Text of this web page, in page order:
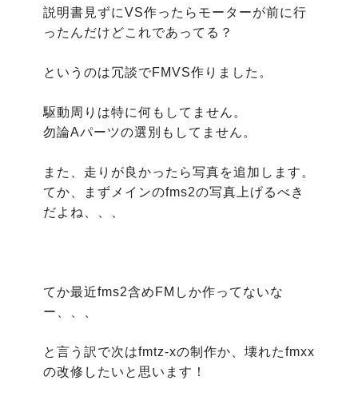
説明書見ずにVS作ったらモーターが前に行
ったんだけどこれであってる？
というのは冗談でFMVS作りました。
駆動周りは特に何もしてません。
勿論Aパーツの選別もしてません。
また、走りが良かったら写真を追加します。
てか、まずメインのfms2の写真上げるべき
だよね、、、
てか最近fms2含めFMしか作ってないな
ー、、、
と言う訳で次はfmtz-xの制作か、壊れたfmxx
の改修したいと思います！